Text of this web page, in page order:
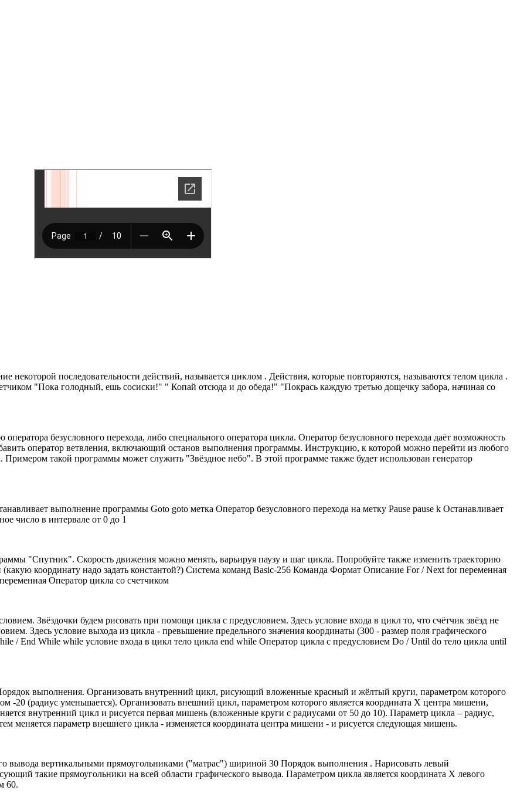
некоторой последовательности действий, называется циклом . Действия, которые повторяются, называются телом цикла .
"Пока голодный, ешь сосиски!" " Копай отсюда и до обеда!" "Покрась каждую третью дощечку забора, начиная со
безусловного перехода, либо специального оператора цикла. Оператор безусловного перехода даёт возможность
оператор ветвления, включающий останов выполнения программы. Инструкцию, к которой можно перейти из любого
такой программы может служить "Звёздное небо". В этой программе также будет использован генератор
выполнение программы Goto goto метка Оператор безусловного перехода на метку Pause pause k Останавливает
число в интервале от 0 до 1
"Спутник". Скорость движения можно менять, варьируя паузу и шаг цикла. Попробуйте также изменить траекторию
координату надо задать константой?) Система команд Basic-256 Команда Формат Описание For / Next for переменная
Оператор цикла со счетчиком
Звёздочки будем рисовать при помощи цикла с предусловием. Здесь условие входа в цикл то, что счётчик звёзд не
Здесь условие выхода из цикла - превышение предельного значения координаты (300 - размер поля графического
/ End While while условие входа в цикл тело цикла end while Оператор цикла с предусловием Do / Until do тело цикла until
выполнения. Организовать внутренний цикл, рисующий вложенные красный и жёлтый круги, параметром которого
-20 (радиус уменьшается). Организовать внешний цикл, параметром которого является координата Х центра мишени,
внутренний цикл и рисуется первая мишень (вложенные круги с радиусами от 50 до 10). Параметр цикла – радиус,
меняется параметр внешнего цикла - изменяется координата центра мишени - и рисуется следующая мишень.
вывода вертикальными прямоугольниками ("матрас") шириной 30 Порядок выполнения . Нарисовать левый
такие прямоугольники на всей области графического вывода. Параметром цикла является координата Х левого
60.